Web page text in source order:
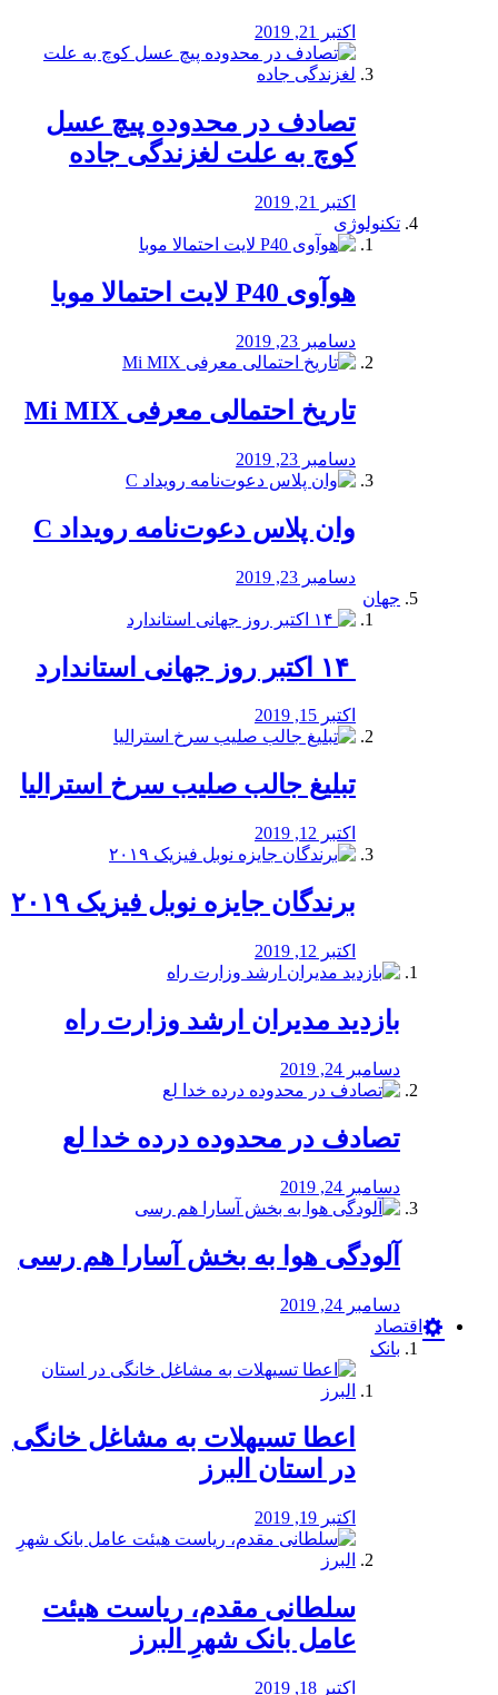
اکتبر 21, 2019
تصادف در محدوده پیچ عسل
کوچ به علت لغزندگی جاده
اکتبر 21, 2019
تکنولوژی
هوآوی P40 لایت احتمالا موبا
دسامبر 23, 2019
تاریخ احتمالی معرفی Mi MIX
دسامبر 23, 2019
وان پلاس دعوت‌نامه رویداد C
دسامبر 23, 2019
جهان
اکتبر 15, 2019
تبلیغ جالب صلیب سرخ استرالیا
اکتبر 12, 2019
برندگان جایزه نوبل فیزیک ۲۰۱۹
اکتبر 12, 2019
بازدید مدیران ارشد وزارت راه
دسامبر 24, 2019
تصادف در محدوده درده خدا لع
دسامبر 24, 2019
آلودگی هوا به بخش آسارا هم رسی
دسامبر 24, 2019
اقتصاد
بانک
️اعطا تسیهلات به مشاغل خانگی
در استان البرز
اکتبر 19, 2019
سلطانی مقدم، ریاست هیئت
عامل بانک شهرِ البرز
اکتبر 18, 2019